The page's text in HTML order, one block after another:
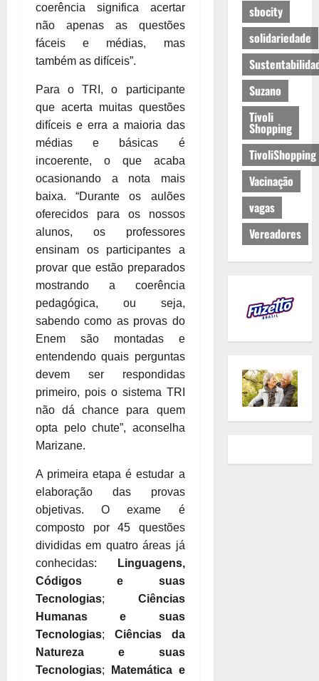
coerência significa acertar
não apenas as questões
fáceis e médias, mas
também as difíceis”.
Para o TRI, o participante
que acerta muitas questões
difíceis e erra a maioria das
médias e básicas é
incoerente, o que acaba
ocasionando a nota mais
baixa. “Durante os aulões
oferecidos para os nossos
alunos, os professores
ensinam os participantes a
provar que estão preparados
mostrando a coerência
pedagógica, ou seja,
sabendo como as provas do
Enem são montadas e
entendendo quais perguntas
devem ser respondidas
primeiro, pois o sistema TRI
não dá chance para quem
opta pelo chute”, aconselha
Marizane.
A primeira etapa é estudar a
elaboração das provas
objetivas. O exame é
composto por 45 questões
divididas em quatro áreas já
conhecidas:
Linguagens,
Códigos e suas
Tecnologias; Ciências
Humanas e suas
Tecnologias; Ciências da
Natureza e suas
Tecnologias; Matemática e
sbocity
solidariedade
Suzano
Tivoli
Shopping
TivoliShopping
Vacinação
vagas
Vereadores